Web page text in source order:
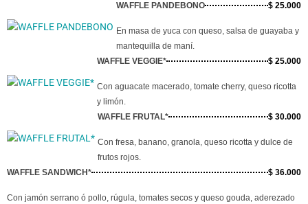
WAFFLE PANDEBONO $ 25.000
En masa de yuca con queso, salsa de guayaba y
mantequilla de maní.
WAFFLE VEGGIE*
$ 25.000
Con aguacate macerado, tomate cherry, queso ricotta
y limón.
WAFFLE FRUTAL*
$ 30.000
Con fresa, banano, granola, queso ricotta y dulce de
frutos rojos.
WAFFLE SANDWICH*
$ 36.000
Con jamón serrano ó pollo, rúgula, tomates secos y queso gouda, aderezado